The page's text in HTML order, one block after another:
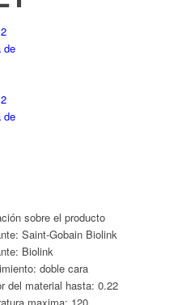
sobre el producto
Saint-Gobain Biolink
Biolink
doble cara
del material hasta: 0.22